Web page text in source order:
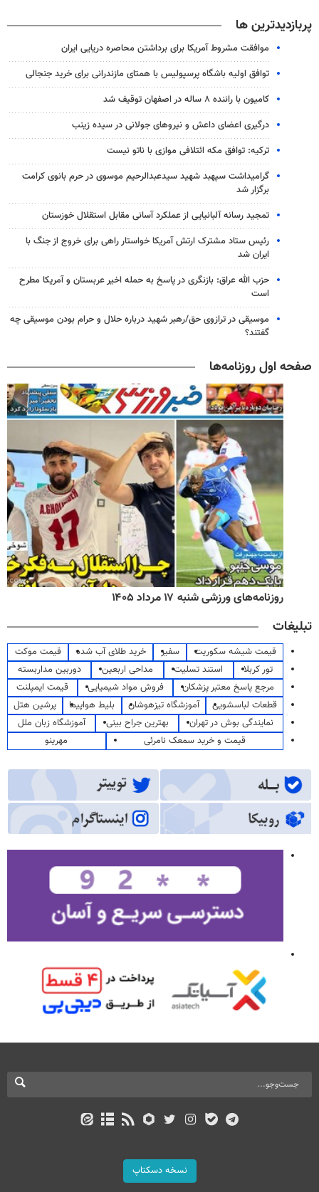
پربازدیدترین ها
موافقت مشروط آمریکا برای برداشتن محاصره دریایی ایران
توافق اولیه باشگاه پرسپولیس با همتای مازندرانی برای خرید جنجالی
کامیون با راننده ۸ ساله در اصفهان توقیف شد
درگیری اعضای داعش و نیروهای جولانی در سیده زینب
ترکیه: توافق مکه ائتلافی موازی با ناتو نیست
گرامیداشت سپهبد شهید سیدعبدالرحیم موسوی در حرم بانوی کرامت
برگزار شد
تمجید رسانه آلبانیایی از عملکرد آسانی مقابل استقلال خوزستان
رئیس ستاد مشترک ارتش آمریکا خواستار راهی برای خروج از جنگ با
ایران شد
حزب الله عراق: بازنگری در پاسخ به حمله اخیر عربستان و آمریکا مطرح
است
موسیقی در ترازوی حق/رهبر شهید درباره حلال و حرام بودن موسیقی چه
گفتند؟
صفحه اول روزنامه‌ها
روزنامه‌های ورزشی شنبه ۱۷ مرداد ۱۴۰۵
تبلیغات
قیمت شیشه سکوریت سفیر خرید طلای آب شده
قیمت موکت
تور کربلا
استند تسلیت مداحی اربعین
دوربین مداربسته
مرجع پاسخ معتبر پزشکان
فروش مواد شیمیایی
قیمت ایمپلنت
قطعات لباسشویی
آموزشگاه تیزهوشان بلیط هواپیما
پرشین هتل
نمایندگی بوش در تهران
بهترین جراح بینی
آموزشگاه زبان ملل
قیمت و خرید سمعک نامرئی
مهرینو
نسخه دسکتاپ